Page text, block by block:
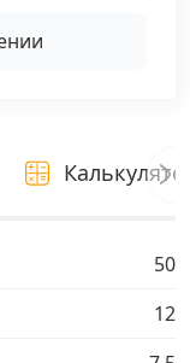
50
12